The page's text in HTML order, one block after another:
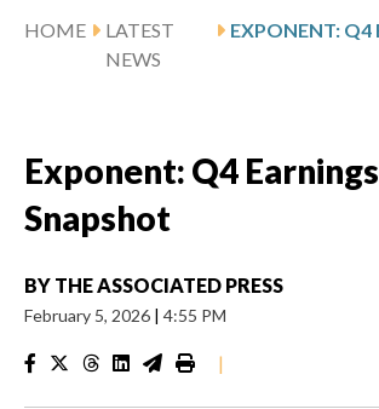
HOME
LATEST
NEWS
Exponent: Q4 Earnings
Snapshot
BY THE ASSOCIATED PRESS
February 5, 2026 | 4:55 PM
|